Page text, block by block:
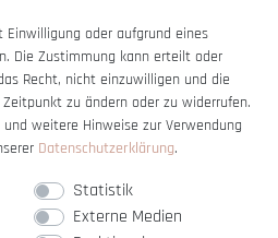
widerrufen
oder aufgrund eines
Die Zustimmung kann erteilt oder
Recht, nicht einzuwilligen und die
zu ändern oder zu widerrufen.
und weitere Hinweise zur Verwendung
Daten­schutz­erklärung.
Statistik
Externe Medien